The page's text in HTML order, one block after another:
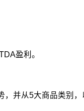
盈利。
并从5大商品类别